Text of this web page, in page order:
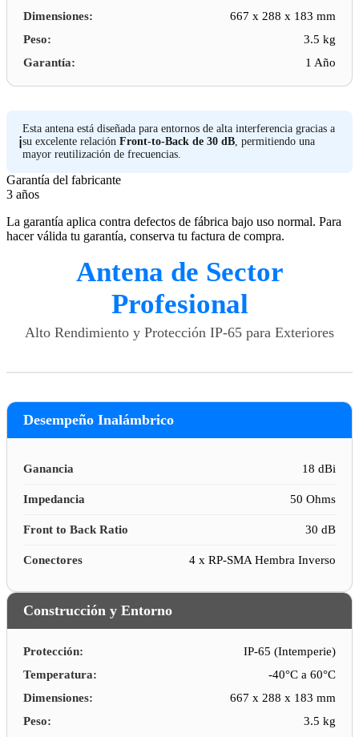
Dimensiones:
667 x 288 x 183 mm
Peso:
3.5 kg
Garantía:
1 Año
ℹ️
Esta antena está diseñada para entornos de alta interferencia gracias a
su excelente relación Front-to-Back de 30 dB, permitiendo una
mayor reutilización de frecuencias.
Garantía del fabricante
3 años
La garantía aplica contra defectos de fábrica bajo uso normal. Para
hacer válida tu garantía, conserva tu factura de compra.
Antena de Sector
Profesional
Alto Rendimiento y Protección IP-65 para Exteriores
Desempeño Inalámbrico
Ganancia 18 dBi
Impedancia 50 Ohms
Front to Back Ratio 30 dB
Conectores 4 x RP-SMA Hembra Inverso
Construcción y Entorno
Protección:
IP-65 (Intemperie)
Temperatura:
-40°C a 60°C
Dimensiones:
667 x 288 x 183 mm
Peso:
3.5 kg